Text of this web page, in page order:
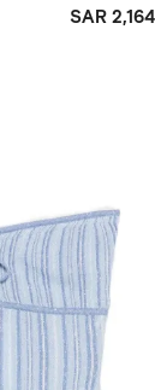
SAR 2,164